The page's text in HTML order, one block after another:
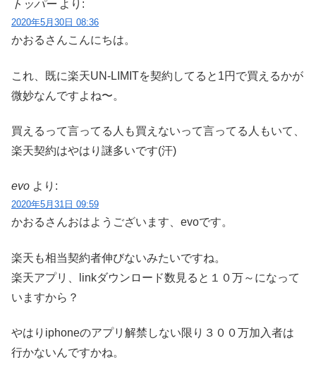
トッパー より:
2020年5月30日 08:36
かおるさんこんにちは。
これ、既に楽天UN-LIMITを契約してると1円で買えるかが
微妙なんですよね〜。
買えるって言ってる人も買えないって言ってる人もいて、
楽天契約はやはり謎多いです(汗)
evo より:
2020年5月31日 09:59
かおるさんおはようございます、evoです。
楽天も相当契約者伸びないみたいですね。
楽天アプリ、linkダウンロード数見ると１０万～になって
いますから？
やはりiphoneのアプリ解禁しない限り３００万加入者は
行かないんですかね。